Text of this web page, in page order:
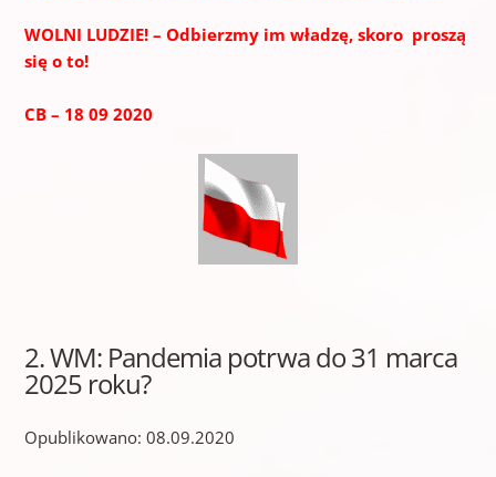
WOLNI LUDZIE! – Odbierzmy im władzę, skoro proszą
się o to!
CB – 18 09 2020
2. WM: Pandemia potrwa do 31 marca
2025 roku?
Opublikowano: 08.09.2020